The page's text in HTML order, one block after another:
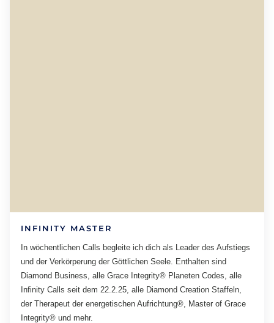
INFINITY MASTER
In wöchentlichen Calls begleite ich dich als Leader des Aufstiegs
und der Verkörperung der Göttlichen Seele. Enthalten sind
Diamond Business, alle Grace Integrity® Planeten Codes, alle
Infinity Calls seit dem 22.2.25, alle Diamond Creation Staffeln,
der Therapeut der energetischen Aufrichtung®, Master of Grace
Integrity® und mehr.